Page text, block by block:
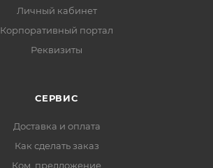
Личный кабинет
Корпоративный портал
Реквизиты
СЕРВИС
Доставка и оплата
Как сделать заказ
Ком. предложение